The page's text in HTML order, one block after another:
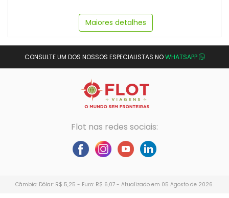
Maiores detalhes
CONSULTE UM DOS NOSSOS ESPECIALISTAS NOWHATSAPP
Flot nas redes sociais:
Câmbio: Dólar: R$ 5,25 - Euro: R$ 6,07 - Atualizado em 05 Agosto de 2026.